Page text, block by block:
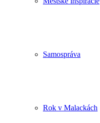
Samospráva
Rok v Malackách